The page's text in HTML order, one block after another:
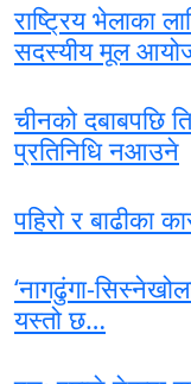
राष्ट्रिय भेलाका
सदस्यीय मूल
चीनको दबाबपछि
प्रतिनिधि नआउने
पहिरो र बाढीका
‘नागढुंगा-
यस्तो छ…